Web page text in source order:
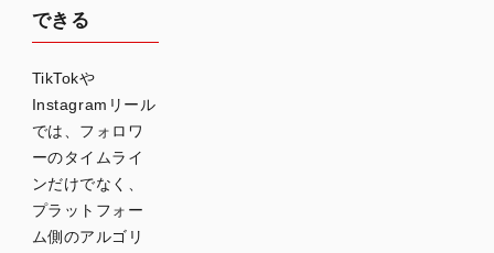
ジャン
商品紹
ズル動
画
レシ
できる
TikTokや
Instagramリール
では、フォロワ
ーのタイムライ
ンだけでなく、
プラットフォー
ム側のアルゴリ